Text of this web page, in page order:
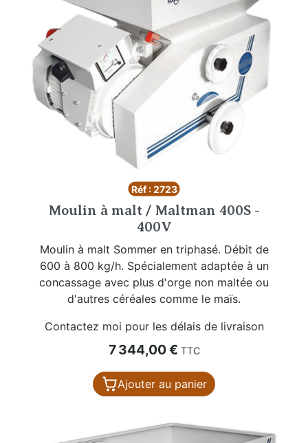
Réf : 2723
Moulin à malt / Maltman 400S -
400V
Moulin à malt Sommer en triphasé. Débit de
600 à 800 kg/h. Spécialement adaptée à un
concassage avec plus d'orge non maltée ou
d'autres céréales comme le maïs.
Contactez moi pour les délais de livraison
Prix
7 344,00 € TTC
Ajouter au panier